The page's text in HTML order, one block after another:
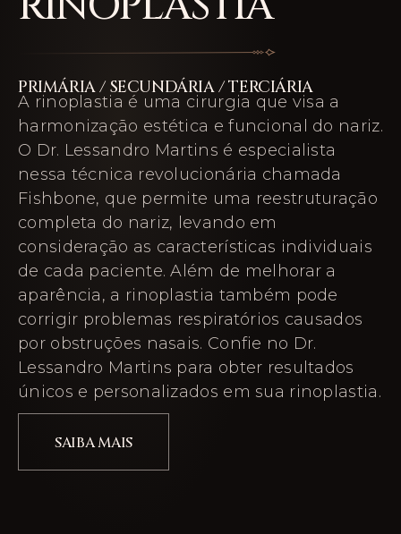
PRIMÁRIA / SECUNDÁRIA / TERCIÁRIA
A rinoplastia é uma cirurgia que visa a
harmonização estética e funcional do nariz.
O Dr. Lessandro Martins é especialista
nessa técnica revolucionária chamada
Fishbone, que permite uma reestruturação
completa do nariz, levando em
consideração as características individuais
de cada paciente. Além de melhorar a
aparência, a rinoplastia também pode
corrigir problemas respiratórios causados
por obstruções nasais. Confie no Dr.
Lessandro Martins para obter resultados
únicos e personalizados em sua rinoplastia.
SAIBA MAIS